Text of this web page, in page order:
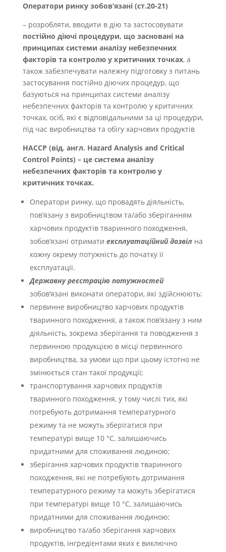
Оператори ринку зобов’язані (ст.20-21)
– розробляти, вводити в дію та застосовувати
постійно діючі процедури, що засновані на
принципах системи аналізу небезпечних
факторів та контролю у критичних точках, а
також забезпечувати належну підготовку з питань
застосування постійно діючих процедур, що
базуються на принципах системи аналізу
небезпечних факторів та контролю у критичних
точках, осіб, які є відповідальними за ці процедури,
під час виробництва та обігу харчових продуктів
НАССР (від. англ. Hazard Analysis and Critical
Control Points) – це система аналізу
небезпечних факторів та контролю у
критичних точках.
Оператори ринку, що провадять діяльність,
пов’язану з виробництвом та/або зберіганням
харчових продуктів тваринного походження,
зобов’язані отримати експлуатаційний дозвіл на
кожну окрему потужність до початку її
експлуатації.
Державну реєстрацію потужностей
зобов’язані виконати оператори, які здійснюють:
первинне виробництво харчових продуктів
тваринного походження, а також пов’язану з ним
діяльність, зокрема зберігання та поводження з
первинною продукцією в місці первинного
виробництва, за умови що при цьому істотно не
змінюється стан такої продукції;
транспортування харчових продуктів
тваринного походження, у тому числі тих, які
потребують дотримання температурного
режиму та не можуть зберігатися при
температурі вище 10 °C, залишаючись
придатними для споживання людиною;
зберігання харчових продуктів тваринного
походження, які не потребують дотримання
температурного режиму та можуть зберігатися
при температурі вище 10 °C, залишаючись
придатними для споживання людиною;
виробництво та/або зберігання харчових
продуктів, інгредієнтами яких є виключно